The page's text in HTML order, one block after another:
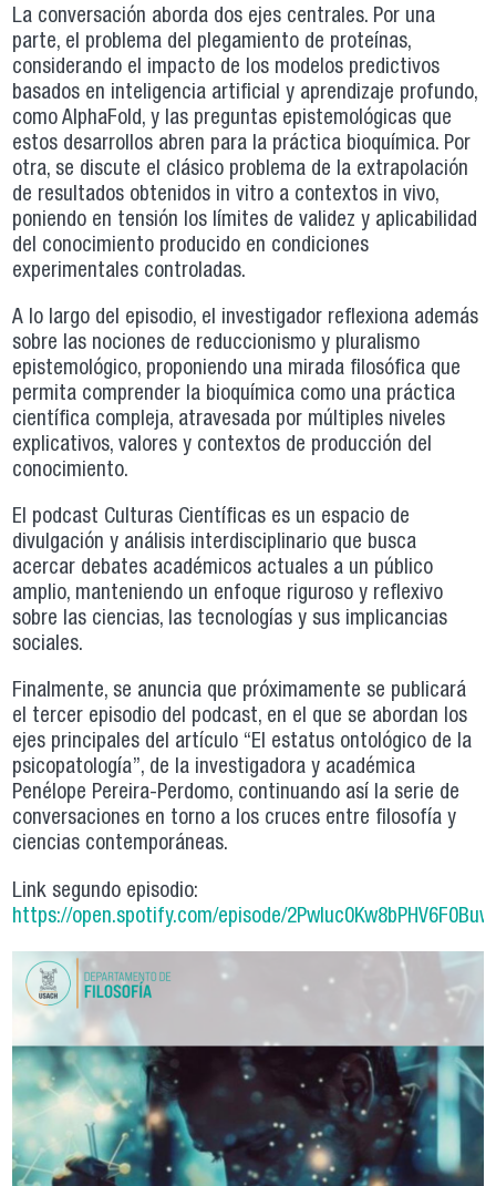
La conversación aborda dos ejes centrales. Por una
parte, el problema del plegamiento de proteínas,
considerando el impacto de los modelos predictivos
basados en inteligencia artificial y aprendizaje profundo,
como AlphaFold, y las preguntas epistemológicas que
estos desarrollos abren para la práctica bioquímica. Por
otra, se discute el clásico problema de la extrapolación
de resultados obtenidos in vitro a contextos in vivo,
poniendo en tensión los límites de validez y aplicabilidad
del conocimiento producido en condiciones
experimentales controladas.
A lo largo del episodio, el investigador reflexiona además
sobre las nociones de reduccionismo y pluralismo
epistemológico, proponiendo una mirada filosófica que
permita comprender la bioquímica como una práctica
científica compleja, atravesada por múltiples niveles
explicativos, valores y contextos de producción del
conocimiento.
El podcast Culturas Científicas es un espacio de
divulgación y análisis interdisciplinario que busca
acercar debates académicos actuales a un público
amplio, manteniendo un enfoque riguroso y reflexivo
sobre las ciencias, las tecnologías y sus implicancias
sociales.
Finalmente, se anuncia que próximamente se publicará
el tercer episodio del podcast, en el que se abordan los
ejes principales del artículo “El estatus ontológico de la
psicopatología”, de la investigadora y académica
Penélope Pereira-Perdomo, continuando así la serie de
conversaciones en torno a los cruces entre filosofía y
ciencias contemporáneas.
Link segundo episodio:
https://open.spotify.com/episode/